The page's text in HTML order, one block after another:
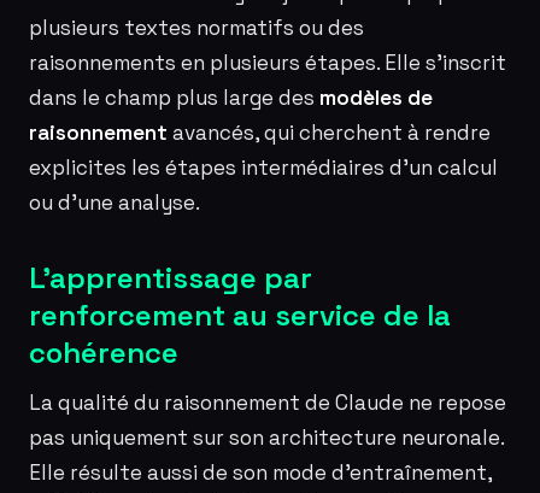
plusieurs textes normatifs ou des
raisonnements en plusieurs étapes. Elle s’inscrit
dans le champ plus large des modèles de
raisonnement avancés, qui cherchent à rendre
explicites les étapes intermédiaires d’un calcul
ou d’une analyse.
L’apprentissage par
renforcement au service de la
cohérence
La qualité du raisonnement de Claude ne repose
pas uniquement sur son architecture neuronale.
Elle résulte aussi de son mode d’entraînement,